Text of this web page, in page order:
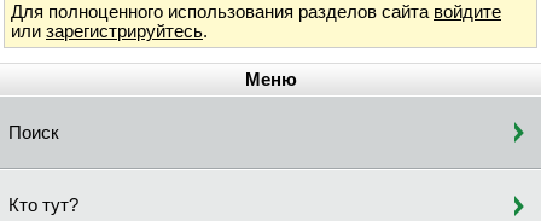
Для полноценного использования разделов сайта войдите
или зарегистрируйтесь.
Меню
Поиск
Кто тут?